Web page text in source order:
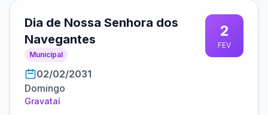
Dia de Nossa Senhora dos
Navegantes
Municipal
02/02/2031
Domingo
Gravataí
2
FEV